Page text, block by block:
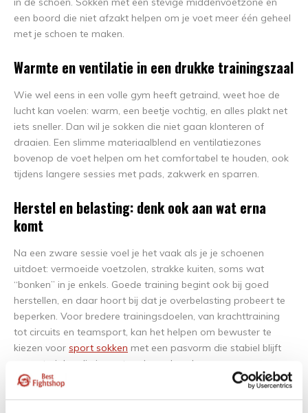
een boord die niet afzakt helpen om je voet meer één geheel
met je schoen te maken.
Warmte en ventilatie in een drukke trainingszaal
Wie wel eens in een volle gym heeft getraind, weet hoe de
lucht kan voelen: warm, een beetje vochtig, en alles plakt net
iets sneller. Dan wil je sokken die niet gaan klonteren of
draaien. Een slimme materiaalblend en ventilatiezones
bovenop de voet helpen om het comfortabel te houden, ook
tijdens langere sessies met pads, zakwerk en sparren.
Herstel en belasting: denk ook aan wat erna
komt
Na een zware sessie voel je het vaak als je je schoenen
uitdoet: vermoeide voetzolen, strakke kuiten, soms wat
“bonken” in je enkels. Goede training begint ook bij goed
herstellen, en daar hoort bij dat je overbelasting probeert te
beperken. Voor bredere trainingsdoelen, van krachttraining
tot circuits en teamsport, kan het helpen om bewuster te
kiezen voor sport sokken met een pasvorm die stabiel blijft
en materialen die je voeten droog houden.
Zo kies je sokken die passen bij jouw